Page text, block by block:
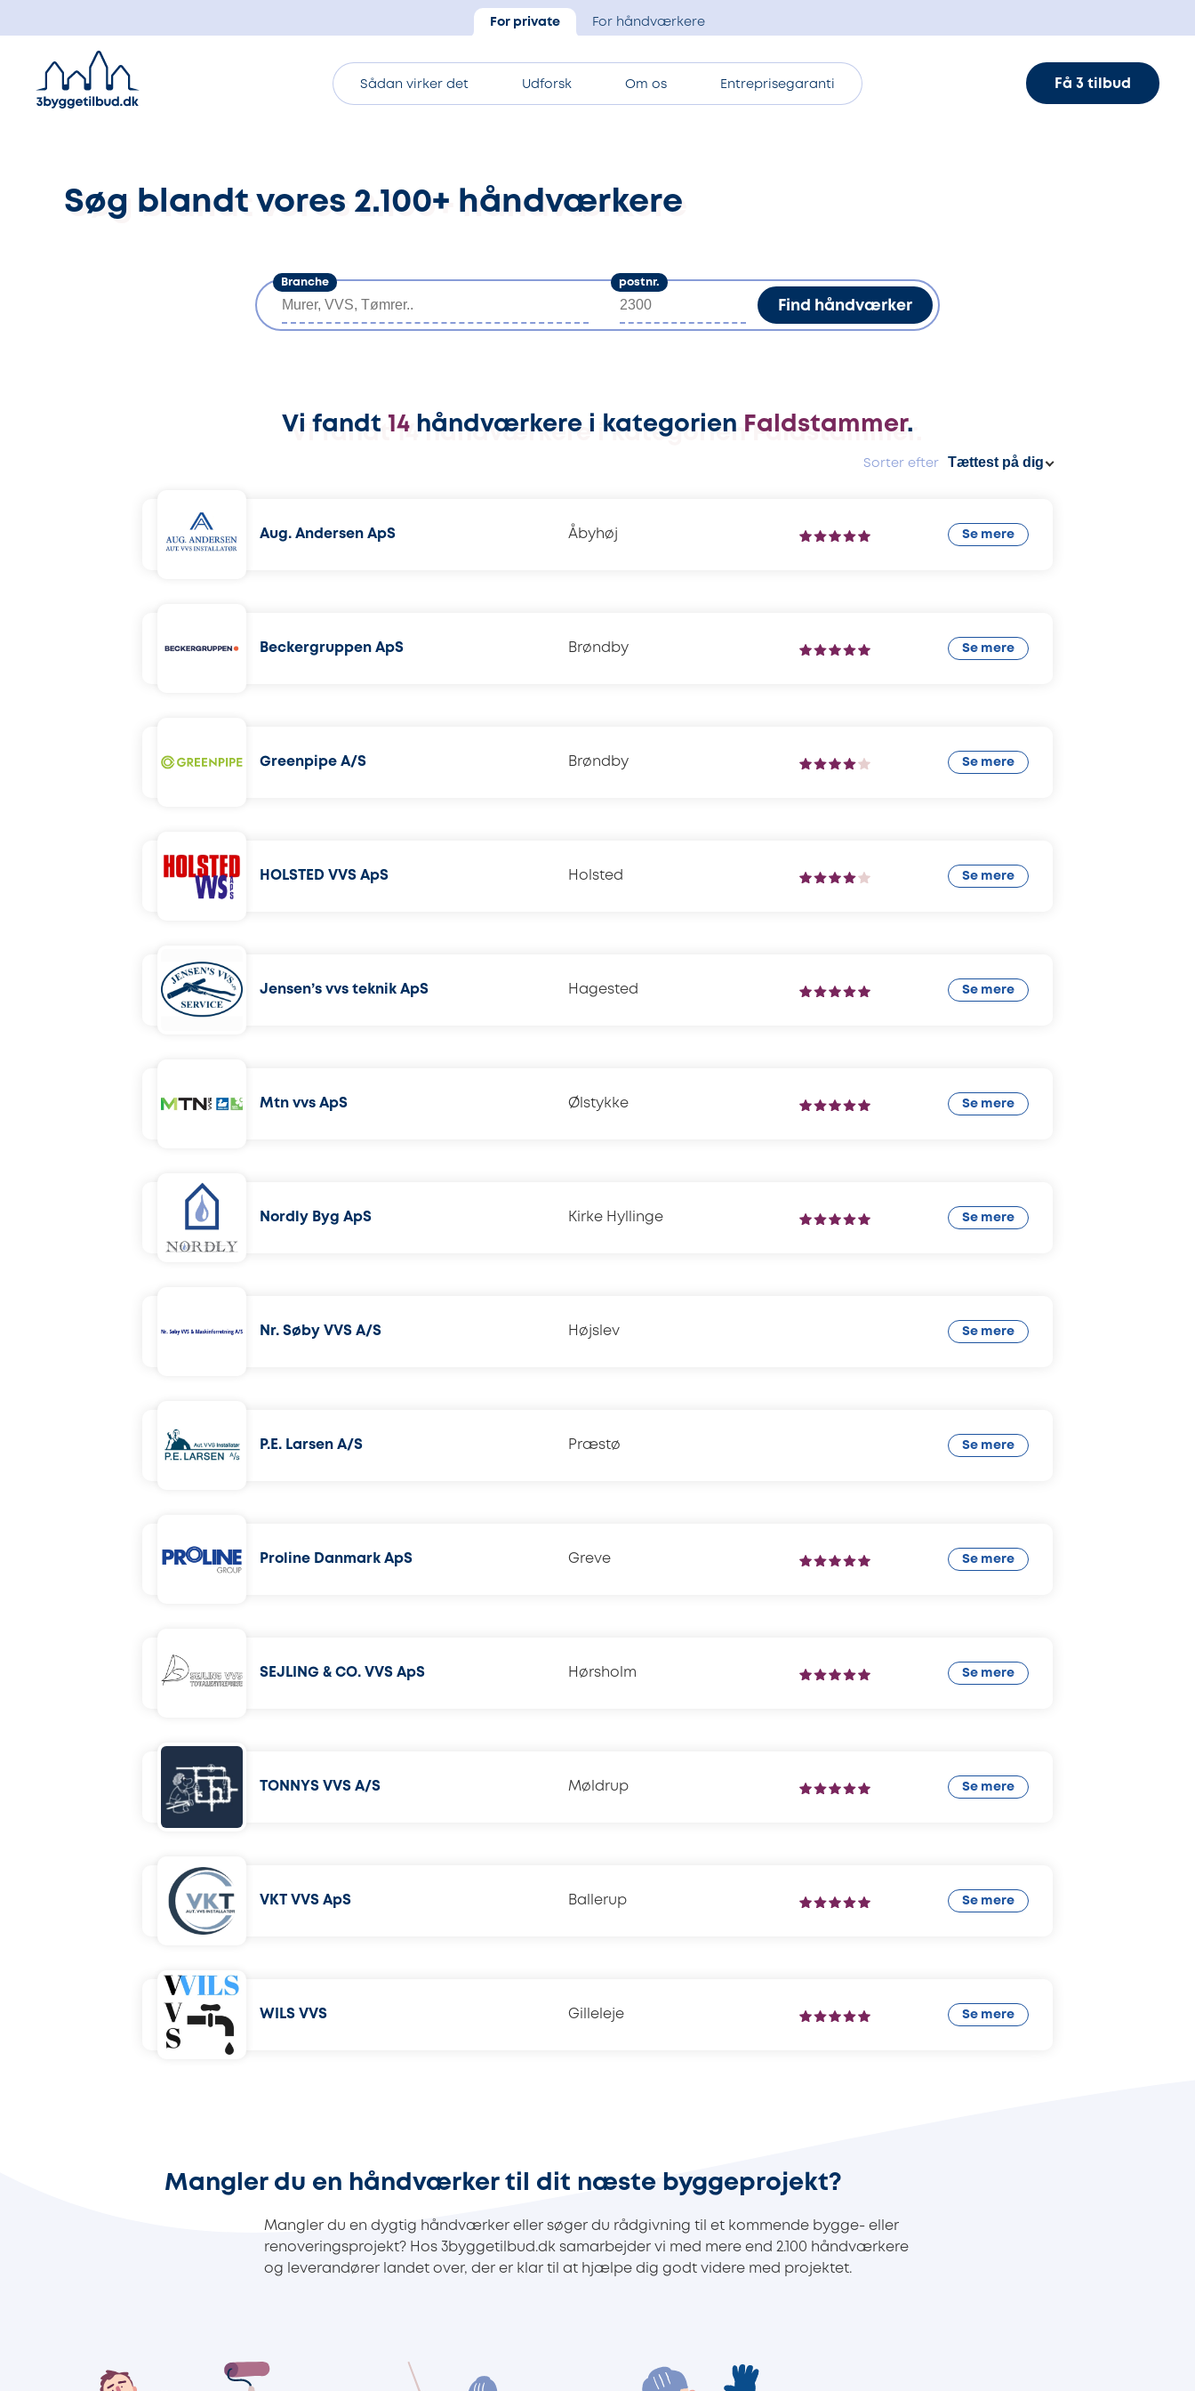
For private For håndværkere
Sådan virker det Udforsk Om os Entreprisegaranti Få 3 tilbud
Søg blandt vores 2.100+ håndværkere
Branche postnr.
Find håndværker
Vi fandt 14 håndværkere i kategorien Faldstammer.
Sorter efter
Aug. Andersen ApS Åbyhøj Se mere
Beckergruppen ApS Brøndby Se mere
Greenpipe A/S Brøndby Se mere
HOLSTED VVS ApS Holsted Se mere
Jensen’s vvs teknik ApS Hagested Se mere
Mtn vvs ApS Ølstykke Se mere
Nordly Byg ApS Kirke Hyllinge Se mere
Nr. Søby VVS A/S Højslev Se mere
P.E. Larsen A/S Præstø Se mere
Proline Danmark ApS Greve Se mere
SEJLING & CO. VVS ApS Hørsholm Se mere
TONNYS VVS A/S Møldrup Se mere
VKT VVS ApS Ballerup Se mere
WILS VVS Gilleleje Se mere
Mangler du en håndværker til dit næste byggeprojekt?
Mangler du en dygtig håndværker eller søger du rådgivning til et kommende bygge- eller
renoveringsprojekt? Hos 3byggetilbud.dk samarbejder vi med mere end 2.100 håndværkere
og leverandører landet over, der er klar til at hjælpe dig godt videre med projektet.